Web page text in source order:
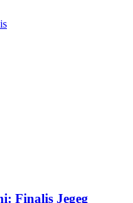
Finalis Jegeg